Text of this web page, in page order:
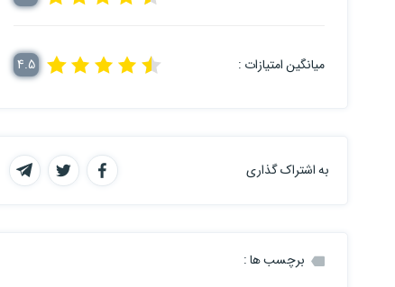
میانگین امتیازات : 4.5
به اشتراک گذاری
برچسب ها :